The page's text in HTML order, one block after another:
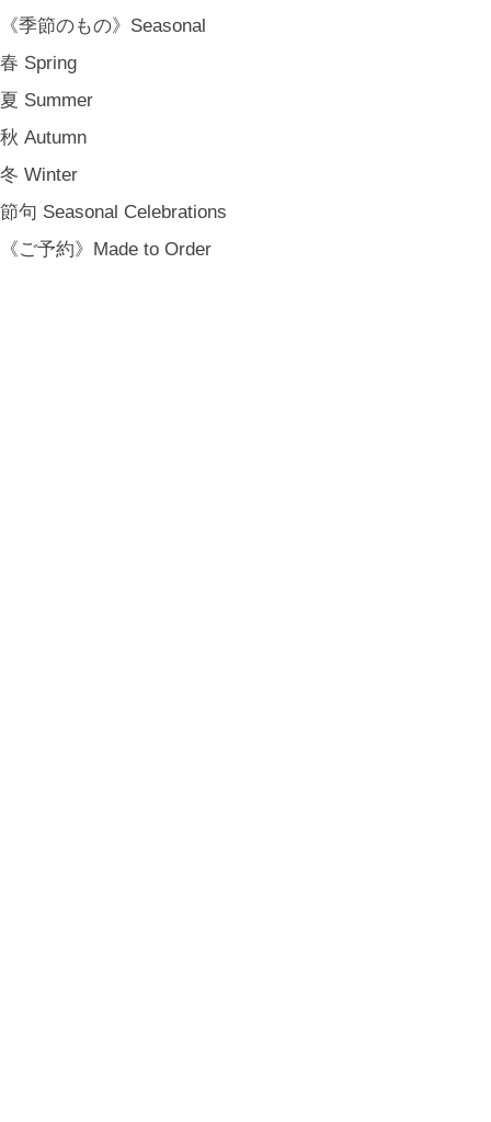
《季節のもの》Seasonal
春 Spring
夏 Summer
秋 Autumn
冬 Winter
節句 Seasonal Celebrations
《ご予約》Made to Order